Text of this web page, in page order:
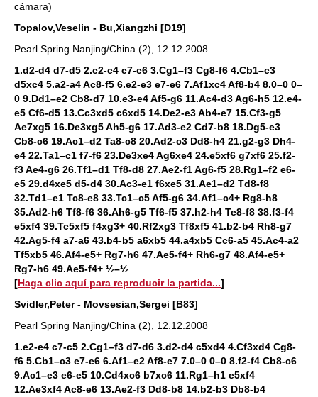
cámara)
Topalov,Veselin - Bu,Xiangzhi [D19]
Pearl Spring Nanjing/China (2), 12.12.2008
1.d2-d4 d7-d5 2.c2-c4 c7-c6 3.Cg1–f3 Cg8-f6 4.Cb1–c3
d5xc4 5.a2-a4 Ac8-f5 6.e2-e3 e7-e6 7.Af1xc4 Af8-b4 8.0–0 0–
0 9.Dd1–e2 Cb8-d7 10.e3-e4 Af5-g6 11.Ac4-d3 Ag6-h5 12.e4-
e5 Cf6-d5 13.Cc3xd5 c6xd5 14.De2-e3 Ab4-e7 15.Cf3-g5
Ae7xg5 16.De3xg5 Ah5-g6 17.Ad3-e2 Cd7-b8 18.Dg5-e3
Cb8-c6 19.Ac1–d2 Ta8-c8 20.Ad2-c3 Dd8-h4 21.g2-g3 Dh4-
e4 22.Ta1–c1 f7-f6 23.De3xe4 Ag6xe4 24.e5xf6 g7xf6 25.f2-
f3 Ae4-g6 26.Tf1–d1 Tf8-d8 27.Ae2-f1 Ag6-f5 28.Rg1–f2 e6-
e5 29.d4xe5 d5-d4 30.Ac3-e1 f6xe5 31.Ae1–d2 Td8-f8
32.Td1–e1 Tc8-e8 33.Tc1–c5 Af5-g6 34.Af1–c4+ Rg8-h8
35.Ad2-h6 Tf8-f6 36.Ah6-g5 Tf6-f5 37.h2-h4 Te8-f8 38.f3-f4
e5xf4 39.Tc5xf5 f4xg3+ 40.Rf2xg3 Tf8xf5 41.b2-b4 Rh8-g7
42.Ag5-f4 a7-a6 43.b4-b5 a6xb5 44.a4xb5 Cc6-a5 45.Ac4-a2
Tf5xb5 46.Af4-e5+ Rg7-h6 47.Ae5-f4+ Rh6-g7 48.Af4-e5+
Rg7-h6 49.Ae5-f4+ ½–½
[Haga clic aquí para reproducir la partida...]
Svidler,Peter - Movsesian,Sergei [B83]
Pearl Spring Nanjing/China (2), 12.12.2008
1.e2-e4 c7-c5 2.Cg1–f3 d7-d6 3.d2-d4 c5xd4 4.Cf3xd4 Cg8-
f6 5.Cb1–c3 e7-e6 6.Af1–e2 Af8-e7 7.0–0 0–0 8.f2-f4 Cb8-c6
9.Ac1–e3 e6-e5 10.Cd4xc6 b7xc6 11.Rg1–h1 e5xf4
12.Ae3xf4 Ac8-e6 13.Ae2-f3 Dd8-b8 14.b2-b3 Db8-b4